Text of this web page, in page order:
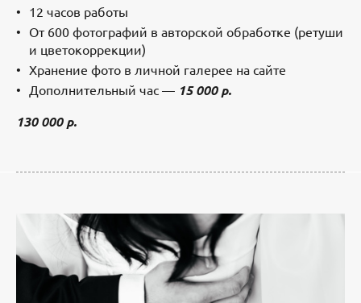
12 часов работы
От 600 фотографий в авторской обработке (ретуши
и цветокоррекции)
Хранение фото в личной галерее на сайте
Дополнительный час — 15 000 р.
130 000 р.